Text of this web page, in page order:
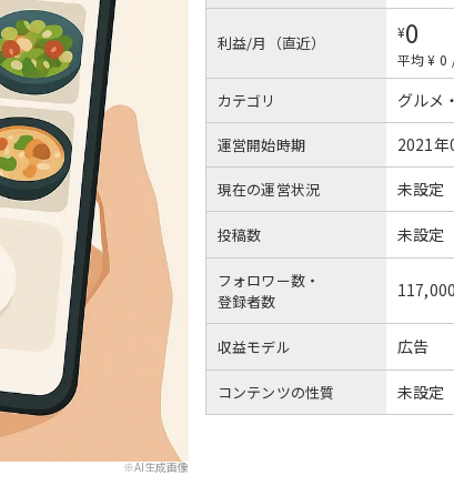
※AI生成画像
利益/月（直近）
¥0
平均 ¥ 0
カテゴリ グルメ
運営開始時期 2021年
現在の運営状況 未設定
投稿数 未設定
フォロワー数・
登録者数
収益モデル 広告
コンテンツの性質 未設定